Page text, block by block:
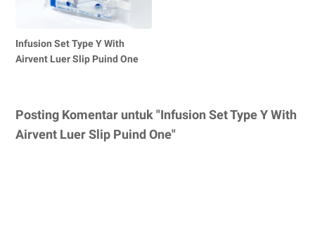
Infusion Set Type Y With
Airvent Luer Slip Puind One
Posting Komentar untuk "Infusion Set Type Y With
Airvent Luer Slip Puind One"